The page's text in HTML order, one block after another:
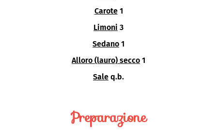
Carote 1
Limoni 3
Sedano 1
Alloro (lauro) secco 1
Sale q.b.
Preparazione